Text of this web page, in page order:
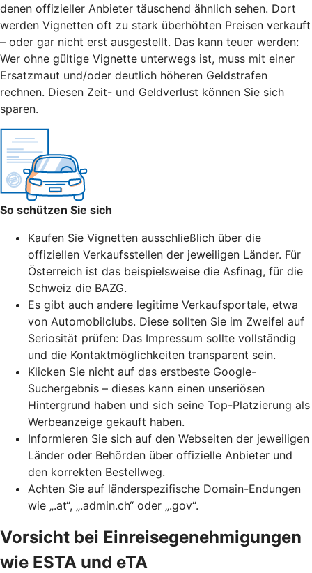
denen offizieller Anbieter täuschend ähnlich sehen. Dort
werden Vignetten oft zu stark überhöhten Preisen verkauft
– oder gar nicht erst ausgestellt. Das kann teuer werden:
Wer ohne gültige Vignette unterwegs ist, muss mit einer
Ersatzmaut und/oder deutlich höheren Geldstrafen
rechnen. Diesen Zeit- und Geldverlust können Sie sich
sparen.
So schützen Sie sich
Kaufen Sie Vignetten ausschließlich über die
offiziellen Verkaufsstellen der jeweiligen Länder. Für
Österreich ist das beispielsweise die Asfinag, für die
Schweiz die BAZG.
Es gibt auch andere legitime Verkaufsportale, etwa
von Automobilclubs. Diese sollten Sie im Zweifel auf
Seriosität prüfen: Das Impressum sollte vollständig
und die Kontaktmöglichkeiten transparent sein.
Klicken Sie nicht auf das erstbeste Google-
Suchergebnis – dieses kann einen unseriösen
Hintergrund haben und sich seine Top-Platzierung als
Werbeanzeige gekauft haben.
Informieren Sie sich auf den Webseiten der jeweiligen
Länder oder Behörden über offizielle Anbieter und
den korrekten Bestellweg.
Achten Sie auf länderspezifische Domain-Endungen
wie „.at“, „.admin.ch“ oder „.gov“.
Vorsicht bei Einreisegenehmigungen
wie ESTA und eTA